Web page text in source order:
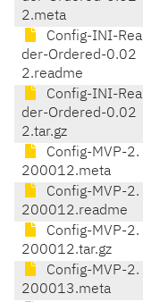
2.meta
Config-INI-Rea
der-Ordered-0.02
2.readme
Config-INI-Rea
der-Ordered-0.02
2.tar.gz
Config-MVP-2.
200012.meta
Config-MVP-2.
200012.readme
Config-MVP-2.
200012.tar.gz
Config-MVP-2.
200013.meta